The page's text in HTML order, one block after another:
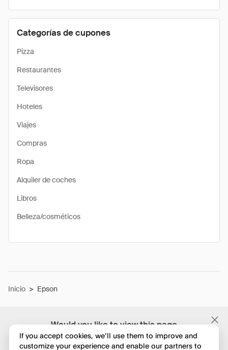
Would you like to view this page
in English?
Categorías de cupones
Pizza
Restaurantes
Televisores
Hoteles
Viajes
Compras
Ropa
Alquiler de coches
Libros
Belleza/cosméticos
Inicio > Epson
If you accept cookies, we’ll use them to improve and
customize your experience and enable our partners to